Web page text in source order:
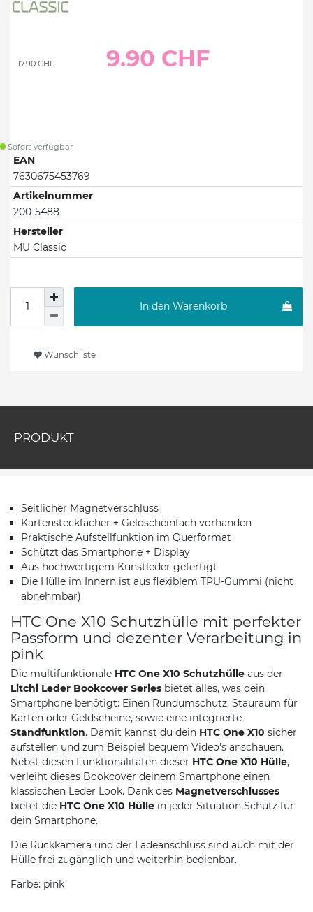
17.90 CHF 9.90 CHF
Sofort verfügbar
EAN
7630675453769
Artikelnummer
200-5488
Hersteller
MU Classic
In den Warenkorb
Wunschliste
PRODUKT
Seitlicher Magnetverschluss
Kartensteckfächer + Geldscheinfach vorhanden
Praktische Aufstellfunktion im Querformat
Schützt das Smartphone + Display
Aus hochwertigem Kunstleder gefertigt
Die Hülle im Innern ist aus flexiblem TPU-Gummi (nicht
abnehmbar)
HTC One X10 Schutzhülle mit perfekter
Passform und dezenter Verarbeitung in
pink
Die multifunktionale HTC One X10 Schutzhülle aus der
Litchi Leder Bookcover Series bietet alles, was dein
Smartphone benötigt: Einen Rundumschutz, Stauraum für
Karten oder Geldscheine, sowie eine integrierte
Standfunktion. Damit kannst du dein HTC One X10 sicher
aufstellen und zum Beispiel bequem Video's anschauen.
Nebst diesen Funktionalitäten dieser HTC One X10 Hülle,
verleiht dieses Bookcover deinem Smartphone einen
klassischen Leder Look. Dank des Magnetverschlusses
bietet die HTC One X10 Hülle in jeder Situation Schutz für
dein Smartphone.
Die Rückkamera und der Ladeanschluss sind auch mit der
Hülle frei zugänglich und weiterhin bedienbar.
Farbe: pink